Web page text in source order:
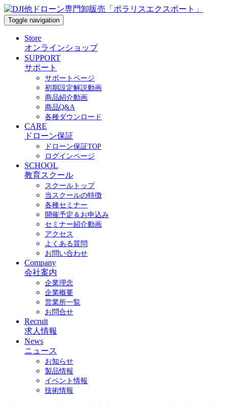
Toggle navigation
Store
オンラインショップ
SUPPORT
サポート
サポートページ
初期設定解説動画
商品紹介動画
商品Q&A
各種ダウンロード
CARE
ドローン保証
ドローン保証TOP
ログインページ
SCHOOL
教育スクール
スクールトップ
当スクールの特徴
各種セミナー
開催予定＆お申込み
セミナー紹介動画
アクセス
よくある質問
お問い合わせ
Company
会社案内
企業理念
企業概要
営業所一覧
お問合せ
Recruit
求人情報
News
ニュース
お知らせ
製品情報
イベント情報
技術情報